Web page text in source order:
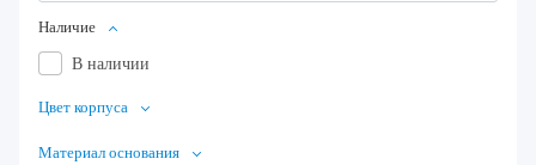
Наличие
В наличии
Цвет корпуса
Материал основания